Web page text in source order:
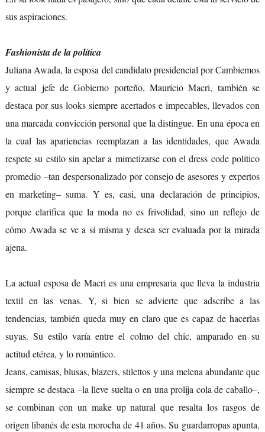
sus aspiraciones.
Fashionista de la política
Juliana Awada, la esposa del candidato presidencial por Cambiemos
y actual jefe de Gobierno porteño, Mauricio Macri, también se
destaca por sus looks siempre acertados e impecables, llevados con
una marcada convicción personal que la distingue. En una época en
la cual las apariencias reemplazan a las identidades, que Awada
respete su estilo sin apelar a mimetizarse con el dress code político
promedio –tan despersonalizado por consejo de asesores y expertos
en marketing– suma. Y es, casi, una declaración de principios,
porque clarifica que la moda no es frivolidad, sino un reflejo de
cómo Awada se ve a sí misma y desea ser evaluada por la mirada
ajena.
La actual esposa de Macri es una empresaria que lleva la industria
textil en las venas. Y, si bien se advierte que adscribe a las
tendencias, también queda muy en claro que es capaz de hacerlas
suyas. Su estilo varía entre el colmo del chic, amparado en su
actitud etérea, y lo romántico.
Jeans, camisas, blusas, blazers, stilettos y una melena abundante que
siempre se destaca –la lleve suelta o en una prolija cola de caballo–,
se combinan con un make up natural que resalta los rasgos de
origen libanés de esta morocha de 41 años. Su guardarropas apunta,